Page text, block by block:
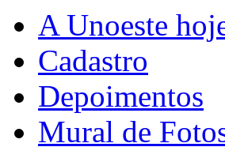
A Unoeste
Cadastro
Depoimentos
Mural de